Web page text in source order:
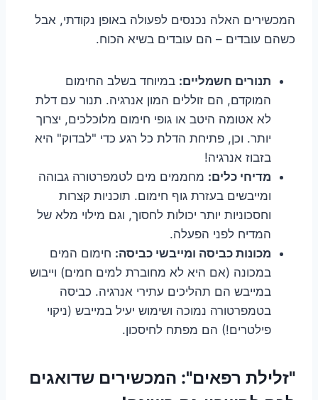
המכשירים האלה נכנסים לפעולה באופן נקודתי, אבל
כשהם עובדים – הם עובדים בשיא הכוח.
תנורים חשמליים: במיוחד בשלב החימום
המוקדם, הם זוללים המון אנרגיה. תנור עם דלת
לא אטומה היטב או גופי חימום מלוכלכים, יצרוך
יותר. וכן, פתיחת הדלת כל רגע כדי "לבדוק" היא
בזבוז אנרגיה!
מדיחי כלים: מחממים מים לטמפרטורה גבוהה
ומייבשים בעזרת גוף חימום. תוכניות קצרות
וחסכוניות יותר יכולות לחסוך, וגם מילוי מלא של
המדיח לפני הפעלה.
מכונות כביסה ומייבשי כביסה: חימום המים
במכונה (אם היא לא מחוברת למים חמים) וייבוש
במייבש הם תהליכים עתירי אנרגיה. כביסה
בטמפרטורה נמוכה ושימוש יעיל במייבש (ניקוי
פילטרים!) הם מפתח לחיסכון.
"זלילת רפאים": המכשירים שדואגים